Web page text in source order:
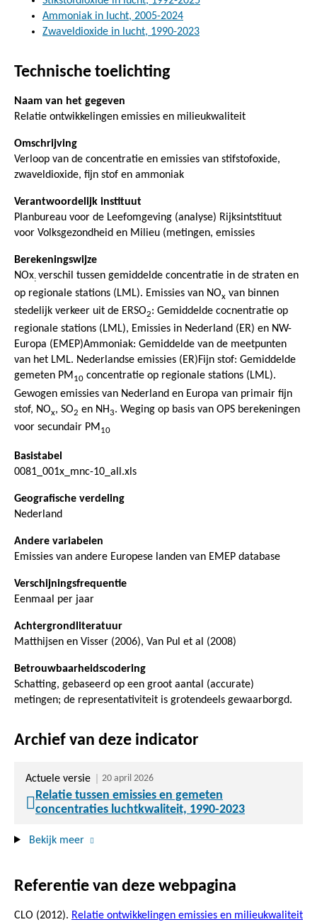
Ammoniak in lucht, 2005-2024
Zwaveldioxide in lucht, 1990-2023
Technische toelichting
Naam van het gegeven
Relatie ontwikkelingen emissies en milieukwaliteit
Omschrijving
Verloop van de concentratie en emissies van stifstofoxide,
zwaveldioxide, fijn stof en ammoniak
Verantwoordelijk instituut
Planbureau voor de Leefomgeving (analyse) Rijksintstituut
voor Volksgezondheid en Milieu (metingen, emissies
Berekeningswijze
NOx: verschil tussen gemiddelde concentratie in de straten en
op regionale stations (LML). Emissies van NOx van binnen
stedelijk verkeer uit de ERSO2: Gemiddelde cocnentratie op
regionale stations (LML), Emissies in Nederland (ER) en NW-
Europa (EMEP)Ammoniak: Gemiddelde van de meetpunten
van het LML. Nederlandse emissies (ER)Fijn stof: Gemiddelde
gemeten PM10 concentratie op regionale stations (LML).
Gewogen emissies van Nederland en Europa van primair fijn
stof, NOx, SO2 en NH3. Weging op basis van OPS berekeningen
voor secundair PM 10
Basistabel
0081_001x_mnc-10_all.xls
Geografische verdeling
Nederland
Andere variabelen
Emissies van andere Europese landen van EMEP database
Verschijningsfrequentie
Eenmaal per jaar
Achtergrondliteratuur
Matthijsen en Visser (2006), Van Pul et al (2008)
Betrouwbaarheidscodering
Schatting, gebaseerd op een groot aantal (accurate)
metingen; de representativiteit is grotendeels gewaarborgd.
Archief van deze indicator
Actuele versie 20 april 2026
Relatie tussen emissies en gemeten
concentraties luchtkwaliteit, 1990-2023
Bekijk meer
Referentie van deze webpagina
CLO (2012). Relatie ontwikkelingen emissies en milieukwaliteit